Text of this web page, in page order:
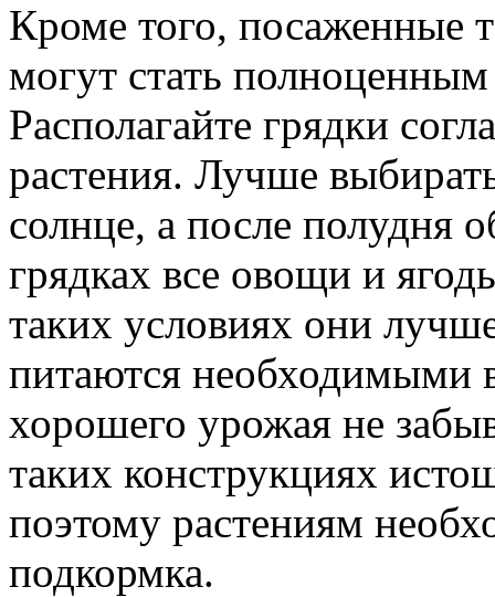
Кроме того, посаженные
могут стать
Располагайте грядки
растения. Лучше
солнце, а после полудня
грядках все овощи и
таких условиях они
питаются необходимыми
хорошего урожая не
таких конструкциях
поэтому растениям
подкормка.